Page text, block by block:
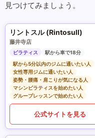
見つけてみましょう。
リントスル (Rintosull)
藤井寺店
ピラティス
駅から車で18分
駅から5分以内のジムに通いたい人
女性専用ジムに通いたい人
姿勢・腰痛・肩こりが気になる人
マシンピラティスを始めたい人
グループレッスンで始めたい人
公式サイトを見る